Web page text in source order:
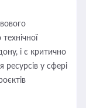
і є критично
у сфері